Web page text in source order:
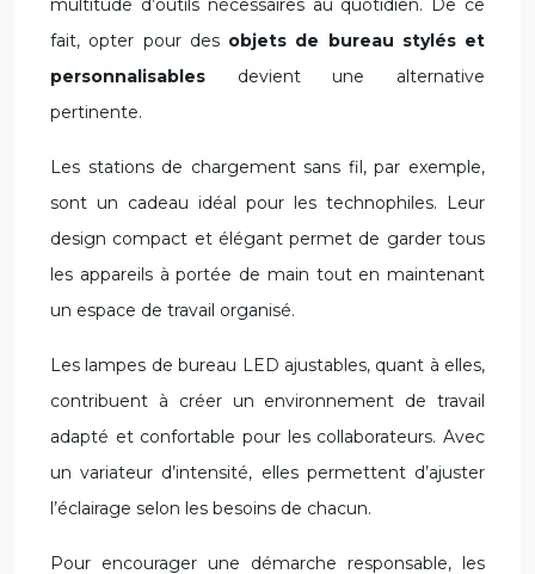
multitude d’outils nécessaires au quotidien. De ce
fait, opter pour des objets de bureau stylés et
personnalisables devient une alternative
pertinente.
Les stations de chargement sans fil, par exemple,
sont un cadeau idéal pour les technophiles. Leur
design compact et élégant permet de garder tous
les appareils à portée de main tout en maintenant
un espace de travail organisé.
Les lampes de bureau LED ajustables, quant à elles,
contribuent à créer un environnement de travail
adapté et confortable pour les collaborateurs. Avec
un variateur d’intensité, elles permettent d’ajuster
l’éclairage selon les besoins de chacun.
Pour encourager une démarche responsable, les